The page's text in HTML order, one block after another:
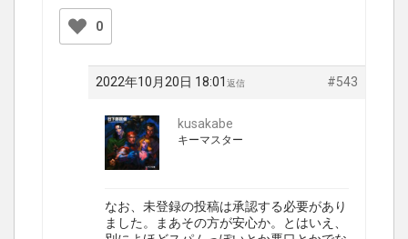
0
2022年10月20日 18:01 #543
返信
kusakabe
キーマスター
なお、未登録の投稿は承認する必要があり
ました。まあその方が安心か。とはいえ、